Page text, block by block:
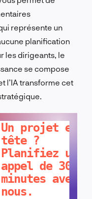
représente un
planification
les dirigeants, le
se compose
l’IA transforme cet
Un projet en
tête ?
Planifiez un
appel de 30
minutes avec
nous.